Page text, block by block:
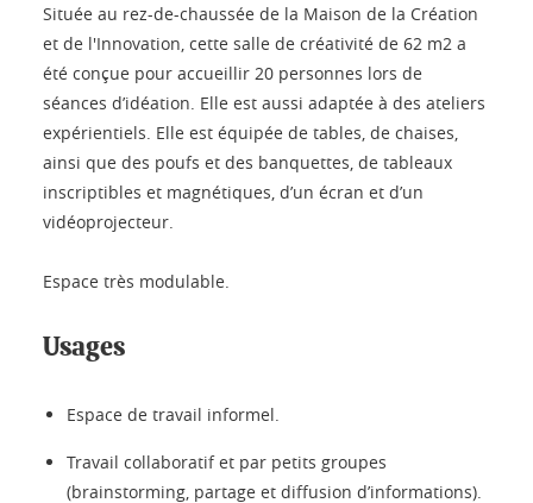
Située au rez-de-chaussée de la Maison de la Création
et de l'Innovation, cette salle de créativité de 62 m2 a
été conçue pour accueillir 20 personnes lors de
séances d’idéation. Elle est aussi adaptée à des ateliers
expérientiels. Elle est équipée de tables, de chaises,
ainsi que des poufs et des banquettes, de tableaux
inscriptibles et magnétiques, d’un écran et d’un
vidéoprojecteur.
Espace très modulable.
Usages
Espace de travail informel.
Travail collaboratif et par petits groupes
(brainstorming, partage et diffusion d’informations).